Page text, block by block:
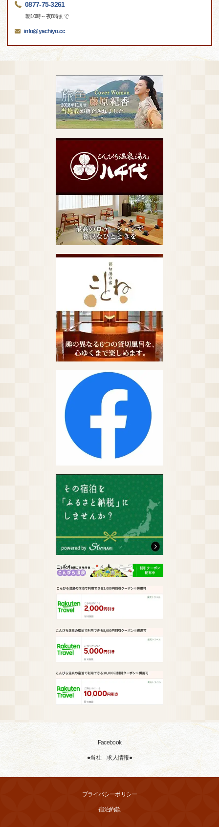
0877-75-3261
朝10時～夜8時まで
info@yachiyo.cc
Facebook
●当社 求人情報●
プライバシーポリシー
宿泊約款